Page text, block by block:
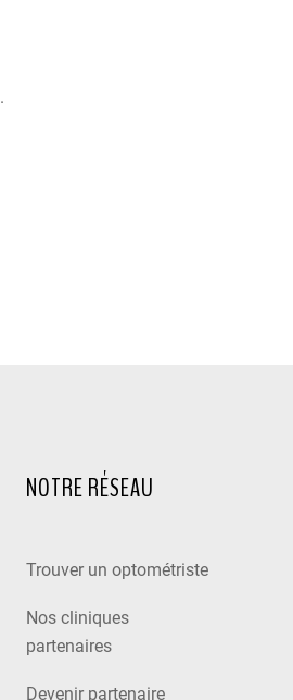
NOTRE RÉSEAU
Trouver un optométriste
Nos cliniques
partenaires
Devenir partenaire